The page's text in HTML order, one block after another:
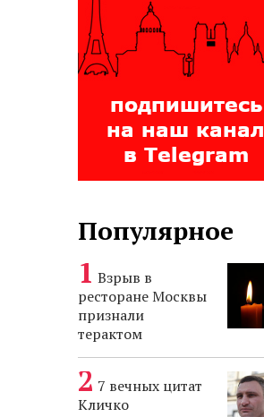
Популярное
Взрыв в
ресторане Москвы
признали
терактом
7 вечных цитат
Кличко